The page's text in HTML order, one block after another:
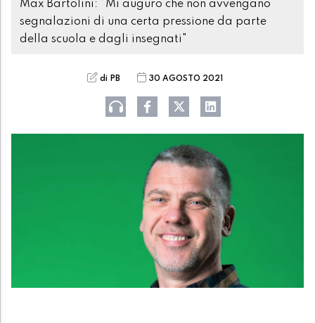
Max Bartolini: "Mi auguro che non avvengano
segnalazioni di una certa pressione da parte
della scuola e dagli insegnati"
di PB 30 AGOSTO 2021